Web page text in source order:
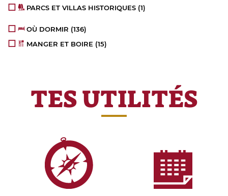
PARCS ET VILLAS HISTORIQUES (1)
OÙ DORMIR (136)
MANGER ET BOIRE (15)
TES UTILITÉS